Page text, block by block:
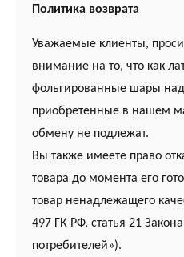
Политика возврата
Уважаемые клиенты,
внимание на то, что как
фольгированные шары
приобретенные в нашем
обмену не подлежат.
Вы также имеете право
товара до момента его
товар ненадлежащего
497 ГК РФ, статья 21
потребителей»).